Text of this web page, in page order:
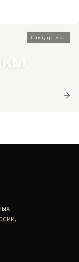
Спецпроект